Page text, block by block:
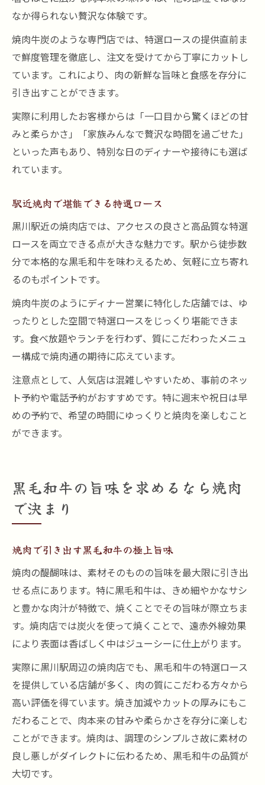
なか得られない贅沢な体験です。
焼肉牛炭のような専門店では、特選ロースの提供直前ま
で鮮度管理を徹底し、注文を受けてから丁寧にカットし
ています。これにより、肉の新鮮な旨味と食感を存分に
引き出すことができます。
実際に利用したお客様からは「一口目から驚くほどの甘
みと柔らかさ」「家族みんなで贅沢な時間を過ごせた」
といった声もあり、特別な日のディナーや接待にも選ば
れています。
駅近焼肉で堪能できる特選ロース
黒川駅近の焼肉店では、アクセスの良さと高品質な特選
ロースを両立できる点が大きな魅力です。駅から徒歩数
分で本格的な黒毛和牛を味わえるため、気軽に立ち寄れ
るのもポイントです。
焼肉牛炭のようにディナー営業に特化した店舗では、ゆ
ったりとした空間で特選ロースをじっくり堪能できま
す。食べ放題やランチを行わず、質にこだわったメニュ
ー構成で焼肉通の期待に応えています。
注意点として、人気店は混雑しやすいため、事前のネッ
ト予約や電話予約がおすすめです。特に週末や祝日は早
めの予約で、希望の時間にゆっくりと焼肉を楽しむこと
ができます。
黒毛和牛の旨味を求めるなら焼肉
で決まり
焼肉で引き出す黒毛和牛の極上旨味
焼肉の醍醐味は、素材そのものの旨味を最大限に引き出
せる点にあります。特に黒毛和牛は、きめ細やかなサシ
と豊かな肉汁が特徴で、焼くことでその旨味が際立ちま
す。焼肉店では炭火を使って焼くことで、遠赤外線効果
により表面は香ばしく中はジューシーに仕上がります。
実際に黒川駅周辺の焼肉店でも、黒毛和牛の特選ロース
を提供している店舗が多く、肉の質にこだわる方々から
高い評価を得ています。焼き加減やカットの厚みにもこ
だわることで、肉本来の甘みや柔らかさを存分に楽しむ
ことができます。焼肉は、調理のシンプルさ故に素材の
良し悪しがダイレクトに伝わるため、黒毛和牛の品質が
大切です。